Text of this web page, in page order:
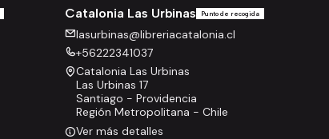
Catalonia Las Urbinas Punto de recogida
lasurbinas@libreriacatalonia.cl
+56222341037
Catalonia Las Urbinas
Las Urbinas 17
Santiago - Providencia
Región Metropolitana - Chile
Ver más detalles